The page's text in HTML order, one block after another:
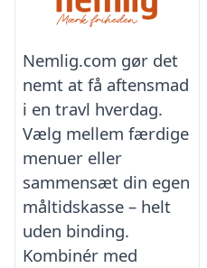
Nemlig.com gør det
nemt at få aftensmad
i en travl hverdag.
Vælg mellem færdige
menuer eller
sammensæt din egen
måltidskasse – helt
uden binding.
Kombinér med